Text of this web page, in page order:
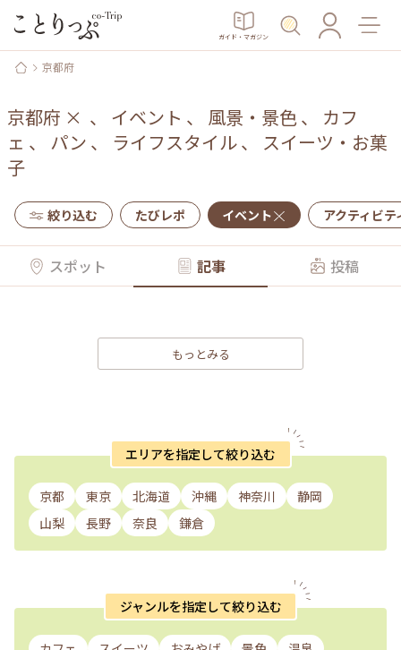
ガイド・マガジン
京都府
京都府 × 、 イベント 、 風景・景色、 カフ
ェ 、 パン 、 ライフスタイル、 スイーツ・お菓
子
絞り込む たびレポ イベント アクティビテ
スポット 記事 投稿
もっとみる
エリアを指定して絞り込む
京都 東京 北海道 沖縄 神奈川
静岡
山梨
長野 奈良 鎌倉
ジャンルを指定して絞り込む